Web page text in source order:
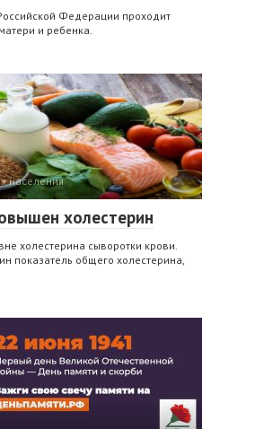
Федерации проходит
и ребенка.
населения
холестерин
холестерина сыворотки крови.
показатель общего холестерина,